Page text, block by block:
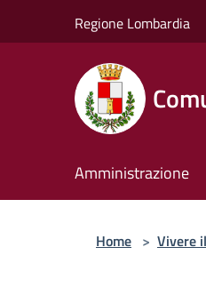
Regione Lombardia
Amministrazione
Home > Vivere